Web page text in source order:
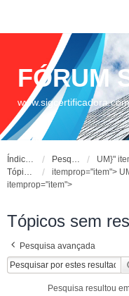
FÓRUM
Índice do fórum Pesquisar
UM}"
itemprop="item">
Tópicos sem resposta
itemprop="item">
Tópicos sem
Pesquisa avançada
Pesquisa resultou